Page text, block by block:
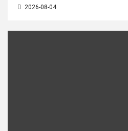
2026-08-04